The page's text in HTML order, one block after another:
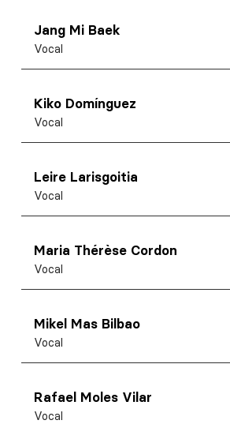
Jang Mi Baek
Vocal
Kiko Domínguez
Vocal
Leire Larisgoitia
Vocal
Maria Thérèse Cordon
Vocal
Mikel Mas Bilbao
Vocal
Rafael Moles Vilar
Vocal